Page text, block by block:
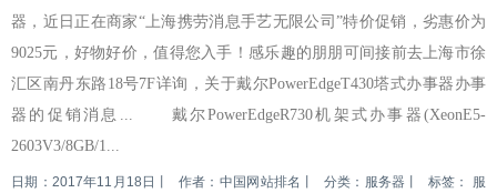
器，近日正在商家“上海携劳消息手艺无限公司”特价促销，劣惠价为
9025元，好物好价，值得您入手！感乐趣的朋朋可间接前去上海市徐
汇区南丹东路18号7F详询，关于戴尔PowerEdgeT430塔式办事器办事
器的促销消息... 戴尔PowerEdgeR730机架式办事器(XeonE5-
2603V3/8GB/1...
日期：2017年11月18日 作者：中国网站排名 分类：服务器 标签： 服